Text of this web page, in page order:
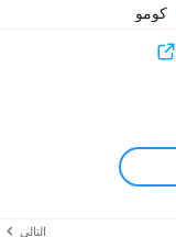
كومو
التالي